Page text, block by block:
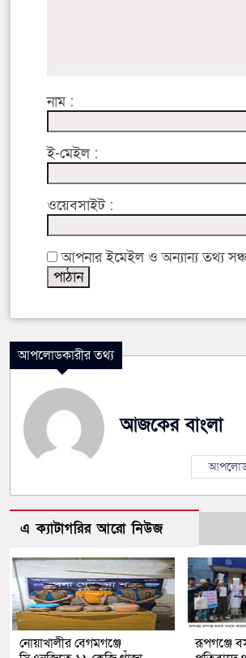
নাম :
ই-মেইল :
ওয়েবসাইট :
আপনার ইমেইল ও অন্যান্য তথ্য
আপলোডকারীর তথ্য
আজকের বাংলা
এ ক্যাটাগরির আরো নিউজ
নোয়াখালীর বেগমগঞ্জে
রূপগঞ্জে